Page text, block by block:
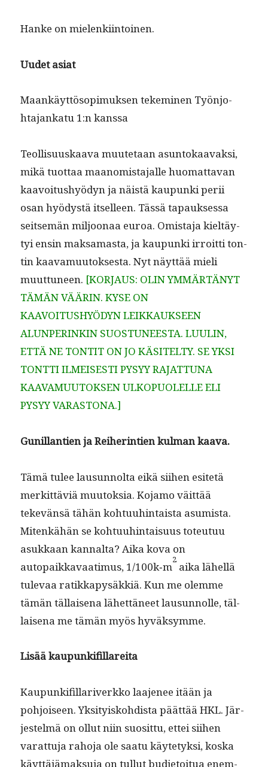
Han­ke on mielenkiintoinen.
Uudet asi­at
Maankäyt­tö­sopimuk­sen tekem­i­nen Työn­jo­
hta­jankatu 1:n kanssa
Teol­lisu­uskaa­va muute­taan asun­tokaavak­si,
mikä tuot­taa maan­omis­ta­jalle huo­mat­ta­van
kaavoitushyö­dyn ja näistä kaupun­ki perii
osan hyödys­tä itselleen. Tässä tapauk­ses­sa
seit­semän miljoon­aa euroa. Omis­ta­ja kieltäy­
tyi ensin mak­samas­ta, ja kaupun­ki irroit­ti ton­
tin kaava­muu­tok­ses­ta. Nyt näyt­tää mieli
muut­tuneen. [KORJAUS: OLIN YMMÄRTÄNYT
TÄMÄN VÄÄRIN. KYSE ON
KAAVOITUSHYÖDYN LEIKKAUKSEEN
ALUNPERINKIN SUOSTUNEESTA. LUULIN,
ETTÄ NE TONTIT ON JO KÄSITELTY. SE YKSI
TONTTI ILMEISESTI PYSYY RAJATTUNA
KAAVAMUUTOKSEN ULKOPUOLELLE ELI
PYSYY VARASTONA.]
Gunil­lantien ja Rei­her­in­tien kul­man kaava.
Tämä tulee lausun­nol­ta eikä siihen esitetä
merkit­täviä muu­tok­sia. Kojamo väit­tää
tekevän­sä tähän kohtu­uhin­taista asum­ista.
Mitenkähän se kohtu­uhin­taisu­us toteu­tuu
asukkaan kannal­ta? Aika kova on
autopaikkavaa­timus, 1/100k‑m
2
aika lähel­lä
tule­vaa ratikkapysäkkiä. Kun me olemme
tämän täl­laise­na lähet­täneet lausun­nolle, täl­
laise­na me tämän myös hyväksymme.
Lisää kaupunki­fil­lare­i­ta
Kaupunki­fil­lar­iverkko laa­je­nee itään ja
pohjoiseen. Yksi­tyisko­hdista päät­tää HKL. Jär­
jestelmä on ollut niin suosit­tu, ettei siihen
varat­tu­ja raho­ja ole saatu käyte­tyk­si, kos­ka
käyt­täjä­mak­su­ja on tul­lut bud­je­toitua enem­